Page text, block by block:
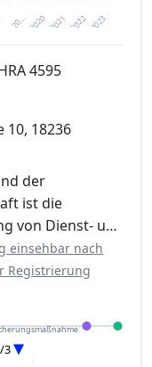
20… 2021 2023
2020 2022
4595
10, 18236
der
ist die
von Dienst- u…
einsehbar nach
Registrierung
3